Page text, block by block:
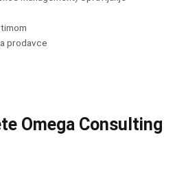
prodavce
Omega Consulting